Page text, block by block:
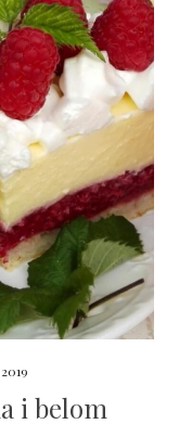
i belom